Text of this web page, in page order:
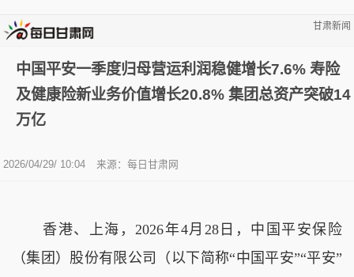
甘肃新闻
中国平安一季度归母营运利润稳健增长7.6% 寿险
及健康险新业务价值增长20.8% 集团总资产突破14
万亿
2026/04/29/ 10:04 来源： 每日甘肃网
香港、上海，2026年4月28日，中国平安保险
（集团）股份有限公司（以下简称“中国平安”“平安”